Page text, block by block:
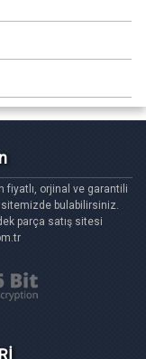
fiyatlı, orjinal ve garantili
bulabilirsiniz.
parça satış sitesi